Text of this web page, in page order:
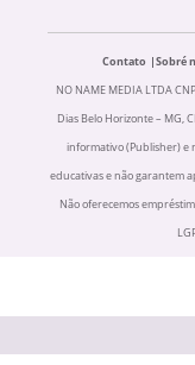
Contato Sobré
NO NAME MEDIA LTDA
Dias Belo Horizonte – MG,
informativo (Publisher) e
educativas e não garantem
Não oferecemos